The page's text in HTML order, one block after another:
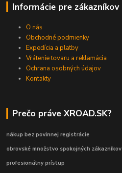
Informácie pre zákazníkov
O nás
Obchodné podmienky
Expedícia a platby
Vrátenie tovaru a reklamácia
Ochrana osobných údajov
Kontakty
Prečo práve XROAD.SK?
nákup bez povinnej registrácie
obrovské množstvo spokojných zákazníkov
profesionálny prístup